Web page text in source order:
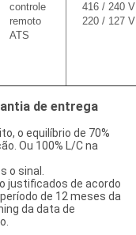
controle
remoto
ATS
416 / 240 V
220 / 127 V
de entrega
o equilíbrio de 70%
Ou 100% L/C na
o sinal.
justificados de acordo
de 12 meses da
da data de